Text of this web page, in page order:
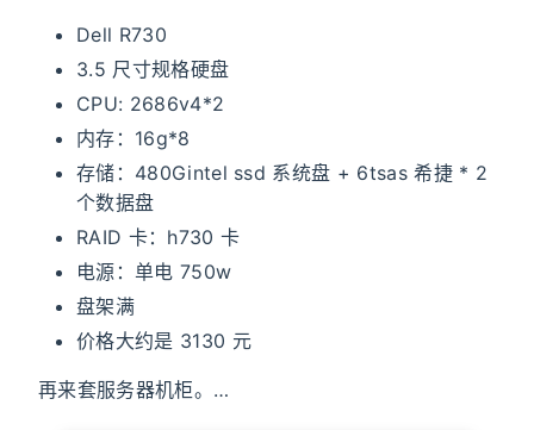
Dell R730
3.5 尺寸规格硬盘
CPU: 2686v4*2
内存：16g*8
存储：480Gintel ssd 系统盘 + 6tsas 希捷 * 2
个数据盘
RAID 卡：h730 卡
电源：单电 750w
盘架满
价格大约是 3130 元
再来套服务器机柜。…